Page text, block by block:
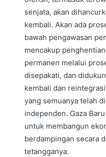
senjata, akan
kembali. Akan ada
bawah pengawasan
mencakup
permanen melalui
disepakati, dan
kembali dan
yang semuanya telah
independen. Gaza
untuk membangun
berdampingan secara
tetangganya.